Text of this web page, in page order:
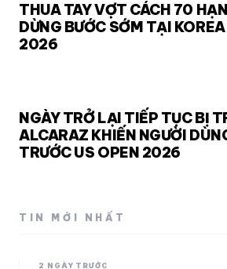
THUA TAY VỢT CÁCH 70
DỪNG BƯỚC SỚM TẠI
2026
NGÀY TRỞ LẠI TIẾP TỤC BỊ
ALCARAZ KHIẾN NGƯỜI
TRƯỚC US OPEN 2026
TIN MỚI NHẤT
2 NGÀY TRƯỚC